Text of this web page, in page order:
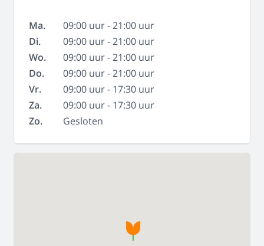
Ma.
09:00 uur - 21:00 uur
Di.
09:00 uur - 21:00 uur
Wo.
09:00 uur - 21:00 uur
Do.
09:00 uur - 21:00 uur
Vr.
09:00 uur - 17:30 uur
Za.
09:00 uur - 17:30 uur
Zo.
Gesloten